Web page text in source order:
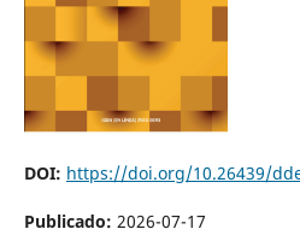
DOI: https://doi.org/10.26439/
Publicado: 2026-07-17